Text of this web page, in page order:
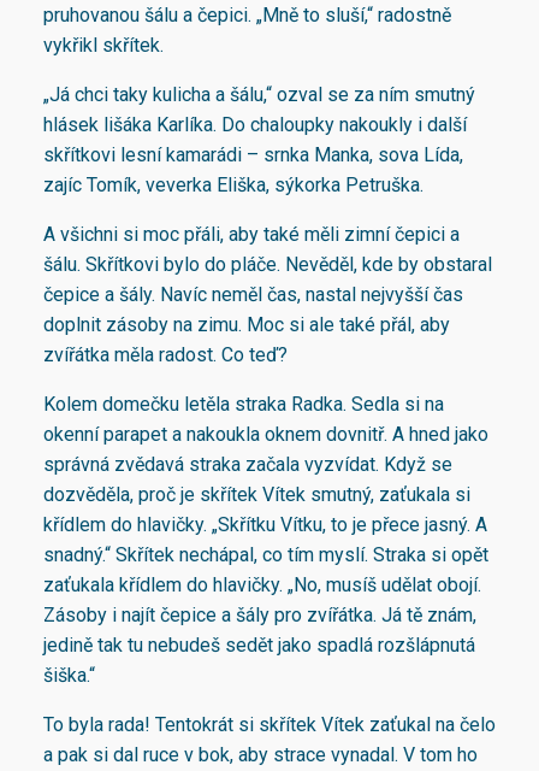
pruhovanou šálu a čepici. „Mně to sluší,“ radostně
vykřikl skřítek.
„Já chci taky kulicha a šálu,“ ozval se za ním smutný
hlásek lišáka Karlíka. Do chaloupky nakoukly i další
skřítkovi lesní kamarádi – srnka Manka, sova Lída,
zajíc Tomík, veverka Eliška, sýkorka Petruška.
A všichni si moc přáli, aby také měli zimní čepici a
šálu. Skřítkovi bylo do pláče. Nevěděl, kde by obstaral
čepice a šály. Navíc neměl čas, nastal nejvyšší čas
doplnit zásoby na zimu. Moc si ale také přál, aby
zvířátka měla radost. Co teď?
Kolem domečku letěla straka Radka. Sedla si na
okenní parapet a nakoukla oknem dovnitř. A hned jako
správná zvědavá straka začala vyzvídat. Když se
dozvěděla, proč je skřítek Vítek smutný, zaťukala si
křídlem do hlavičky. „Skřítku Vítku, to je přece jasný. A
snadný.“ Skřítek nechápal, co tím myslí. Straka si opět
zaťukala křídlem do hlavičky. „No, musíš udělat obojí.
Zásoby i najít čepice a šály pro zvířátka. Já tě znám,
jedině tak tu nebudeš sedět jako spadlá rozšlápnutá
šiška.“
To byla rada! Tentokrát si skřítek Vítek zaťukal na čelo
a pak si dal ruce v bok, aby strace vynadal. V tom ho